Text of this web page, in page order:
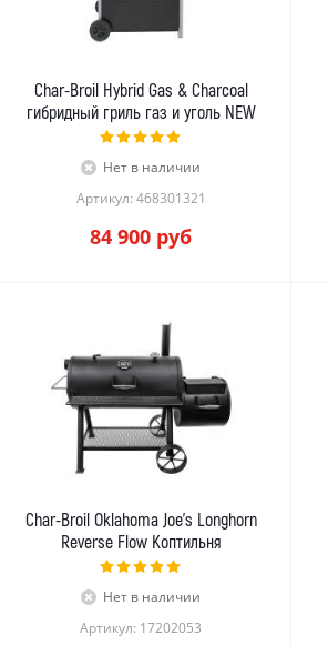
Char-Broil Hybrid Gas & Charcoal
гибридный гриль газ и уголь NEW
Нет в наличии
Артикул: 468301321
84 900 руб
Char-Broil Oklahoma Joe's Longhorn
Reverse Flow Коптильня
Нет в наличии
Артикул: 17202053